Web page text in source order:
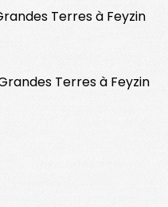
Terres à Feyzin
Terres à Feyzin